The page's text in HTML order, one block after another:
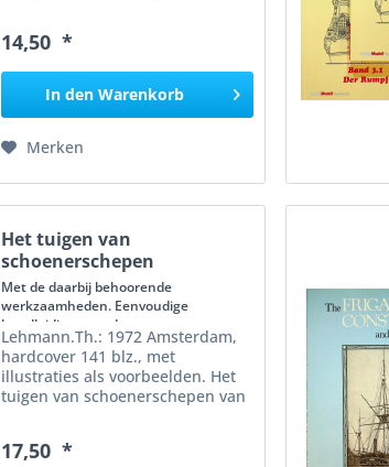
highlighting their properties,
selection,...
14,50 *
In den Warenkorb
Merken
Het tuigen van
schoenerschepen
Met de daarbij behoorende
werkzaamheden. Eenvoudige
handleiding voor den...
Lehmann.Th.: 1972 Amsterdam,
hardcover 141 blz., met
illustraties als voorbeelden. Het
tuigen van schoenerschepen van
vroege 20e eeuw die stap voor
17,50 *